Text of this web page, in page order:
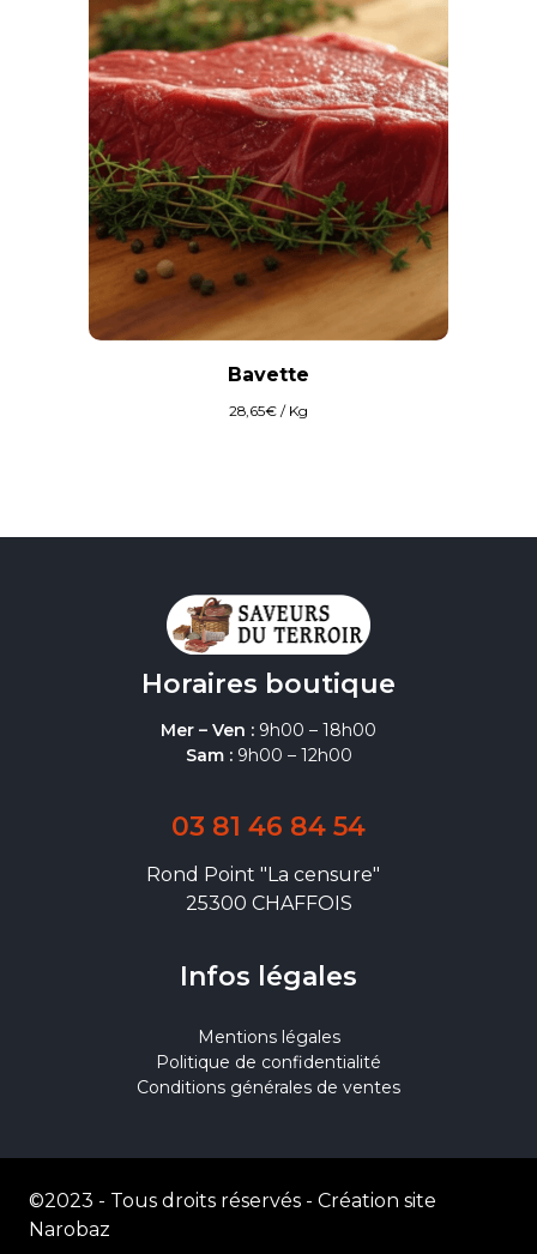
Bavette
28,65€ / Kg
Horaires boutique
Mer – Ven : 9h00 – 18h00
Sam :9h00 – 12h00
03 81 46 84 54
Rond Point "La censure"
25300 CHAFFOIS
Infos légales
Mentions légales
Politique de confidentialité
Conditions générales de ventes
©2023 - Tous droits réservés - Création site
Narobaz